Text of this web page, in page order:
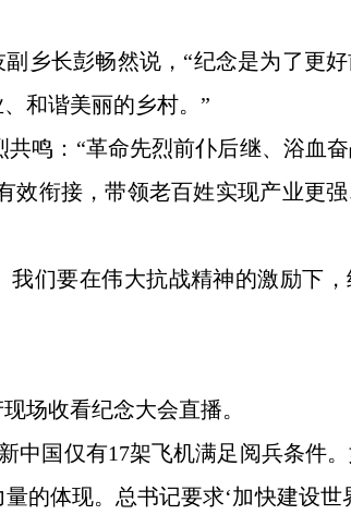
乡长彭畅然说，“纪念是为了更
和谐美丽的乡村。”
鸣：“革命先烈前仆后继、浴血
效衔接，带领老百姓实现产业更
们要在伟大抗战精神的激励下
场收看纪念大会直播。
中国仅有17架飞机满足阅兵条件
的体现。总书记要求‘加快建设世